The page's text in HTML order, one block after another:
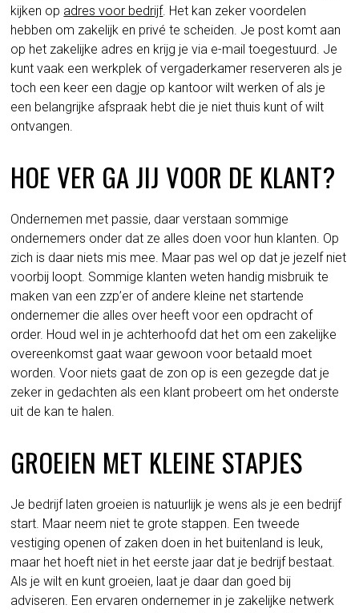
kijken op adres voor bedrijf. Het kan zeker voordelen
hebben om zakelijk en privé te scheiden. Je post komt aan
op het zakelijke adres en krijg je via e-mail toegestuurd. Je
kunt vaak een werkplek of vergaderkamer reserveren als je
toch een keer een dagje op kantoor wilt werken of als je
een belangrijke afspraak hebt die je niet thuis kunt of wilt
ontvangen.
HOE VER GA JIJ VOOR DE KLANT?
Ondernemen met passie, daar verstaan sommige
ondernemers onder dat ze alles doen voor hun klanten. Op
zich is daar niets mis mee. Maar pas wel op dat je jezelf niet
voorbij loopt. Sommige klanten weten handig misbruik te
maken van een zzp’er of andere kleine net startende
ondernemer die alles over heeft voor een opdracht of
order. Houd wel in je achterhoofd dat het om een zakelijke
overeenkomst gaat waar gewoon voor betaald moet
worden. Voor niets gaat de zon op is een gezegde dat je
zeker in gedachten als een klant probeert om het onderste
uit de kan te halen.
GROEIEN MET KLEINE STAPJES
Je bedrijf laten groeien is natuurlijk je wens als je een bedrijf
start. Maar neem niet te grote stappen. Een tweede
vestiging openen of zaken doen in het buitenland is leuk,
maar het hoeft niet in het eerste jaar dat je bedrijf bestaat.
Als je wilt en kunt groeien, laat je daar dan goed bij
adviseren. Een ervaren ondernemer in je zakelijke netwerk